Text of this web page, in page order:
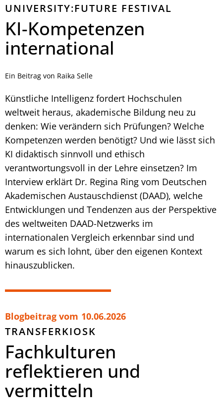
UNIVERSITY:FUTURE FESTIVAL
KI-Kompetenzen
international
Ein Beitrag von Raika Selle
Künstliche Intelligenz fordert Hochschulen
weltweit heraus, akademische Bildung neu zu
denken: Wie verändern sich Prüfungen? Welche
Kompetenzen werden benötigt? Und wie lässt sich
KI didaktisch sinnvoll und ethisch
verantwortungsvoll in der Lehre einsetzen? Im
Interview erklärt Dr. Regina Ring vom Deutschen
Akademischen Austauschdienst (DAAD), welche
Entwicklungen und Tendenzen aus der Perspektive
des weltweiten DAAD-Netzwerks im
internationalen Vergleich erkennbar sind und
warum es sich lohnt, über den eigenen Kontext
hinauszublicken.
Blogbeitrag vom 10.06.2026
TRANSFERKIOSK
Fachkulturen
reflektieren und
vermitteln